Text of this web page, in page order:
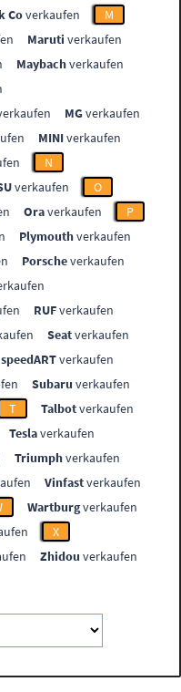
Coverkaufen
M
Maruti verkaufen
Maybachverkaufen
MGverkaufen
MINIverkaufen
N
verkaufen
O
Oraverkaufen
P
Plymouthverkaufen
Porscheverkaufen
RUFverkaufen
Seatverkaufen
speedARTverkaufen
Subaru verkaufen
T Talbotverkaufen
Teslaverkaufen
Triumphverkaufen
Vinfastverkaufen
Wartburgverkaufen
X
Zhidou verkaufen